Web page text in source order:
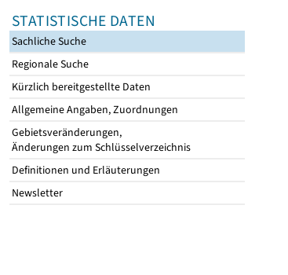
STATISTISCHE DATEN
Sachliche Suche
Regionale Suche
Kürzlich bereitgestellte Daten
Allgemeine Angaben, Zuordnungen
Gebietsveränderungen,
Änderungen zum Schlüsselverzeichnis
Definitionen und Erläuterungen
Newsletter